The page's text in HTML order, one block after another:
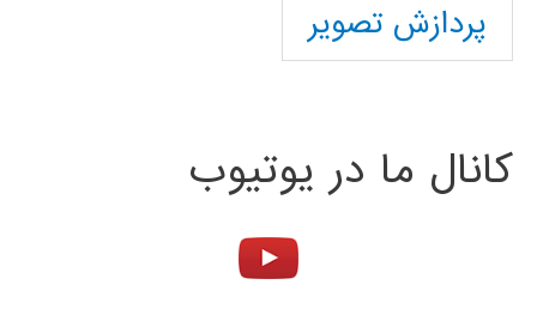
پردازش تصویر
کانال ما در یوتیوب